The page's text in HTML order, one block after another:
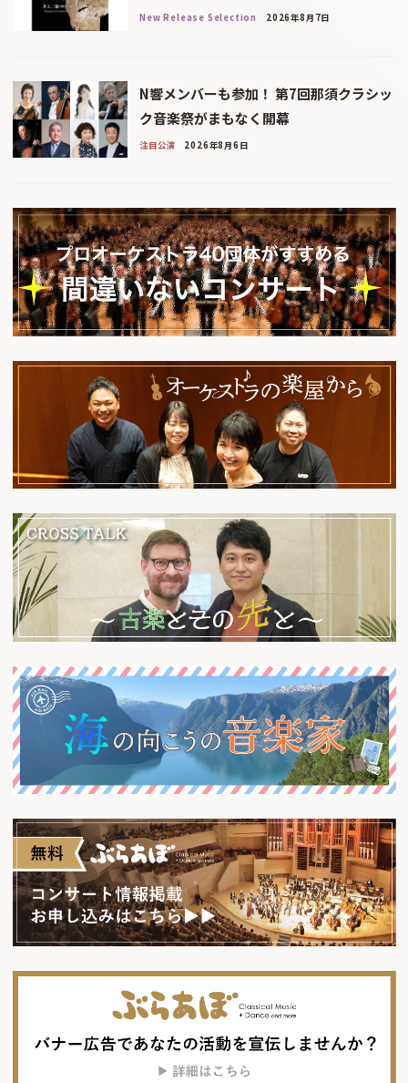
New Release Selection 2026年8月7日
N響メンバーも参加！ 第7回那須クラシッ
ク音楽祭がまもなく開幕
注目公演 2026年8月6日